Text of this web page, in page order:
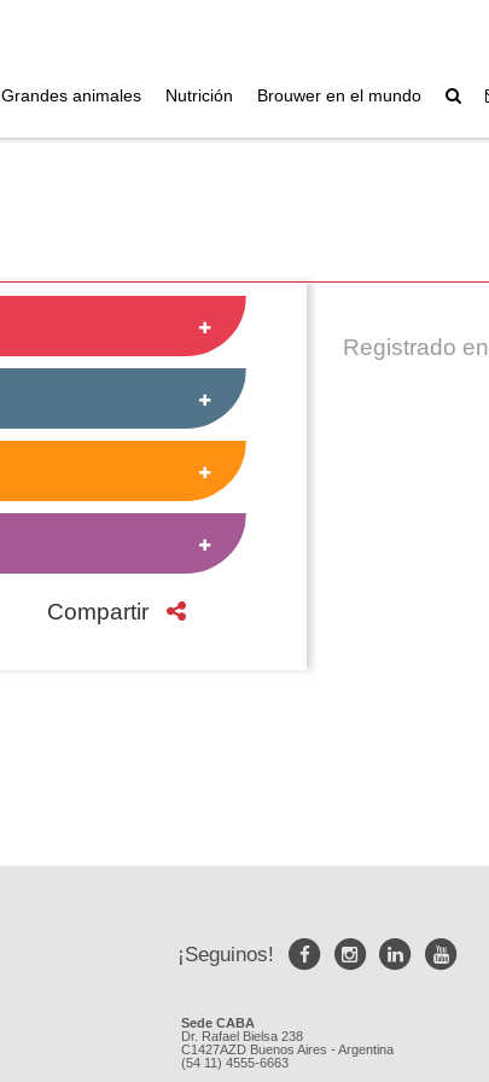
Grandes animales Nutrición Brouwer en el mundo
Compartir
Registrado en
¡Seguinos!
Sede CABA
Dr. Rafael Bielsa 238
C1427AZD Buenos Aires - Argentina
(54 11) 4555-6663